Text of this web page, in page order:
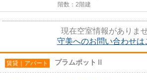
階数：2階建
現在空室情報がありませ
守美へのお問い合わせは
賃貸｜アパート プラムポットⅡ